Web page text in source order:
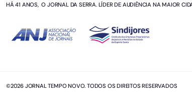
HÁ 41 ANOS, O JORNAL DA SERRA. LÍDER DE AUDIÊNCIA NA MAIOR
©2026 JORNAL TEMPO NOVO. TODOS OS DIREITOS RESERVADOS